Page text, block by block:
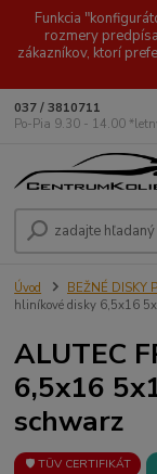
Funkcia
rozmery
zákazníkov, ktorí
037 / 3810711
Po-Pia 9.30 - 14.00
Úvod BEŽNÉ DISKY
hliníkové disky 6,5x16
ALUTEC
6,5x16
schwarz
🛡️ TÜV CERTIFIKÁT